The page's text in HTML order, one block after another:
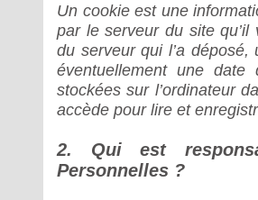
Un cookie est une
par le serveur du site
du serveur qui l’a
éventuellement une date
stockées sur l’ordinateur
accède pour lire et
2. Qui est
Personnelles ?